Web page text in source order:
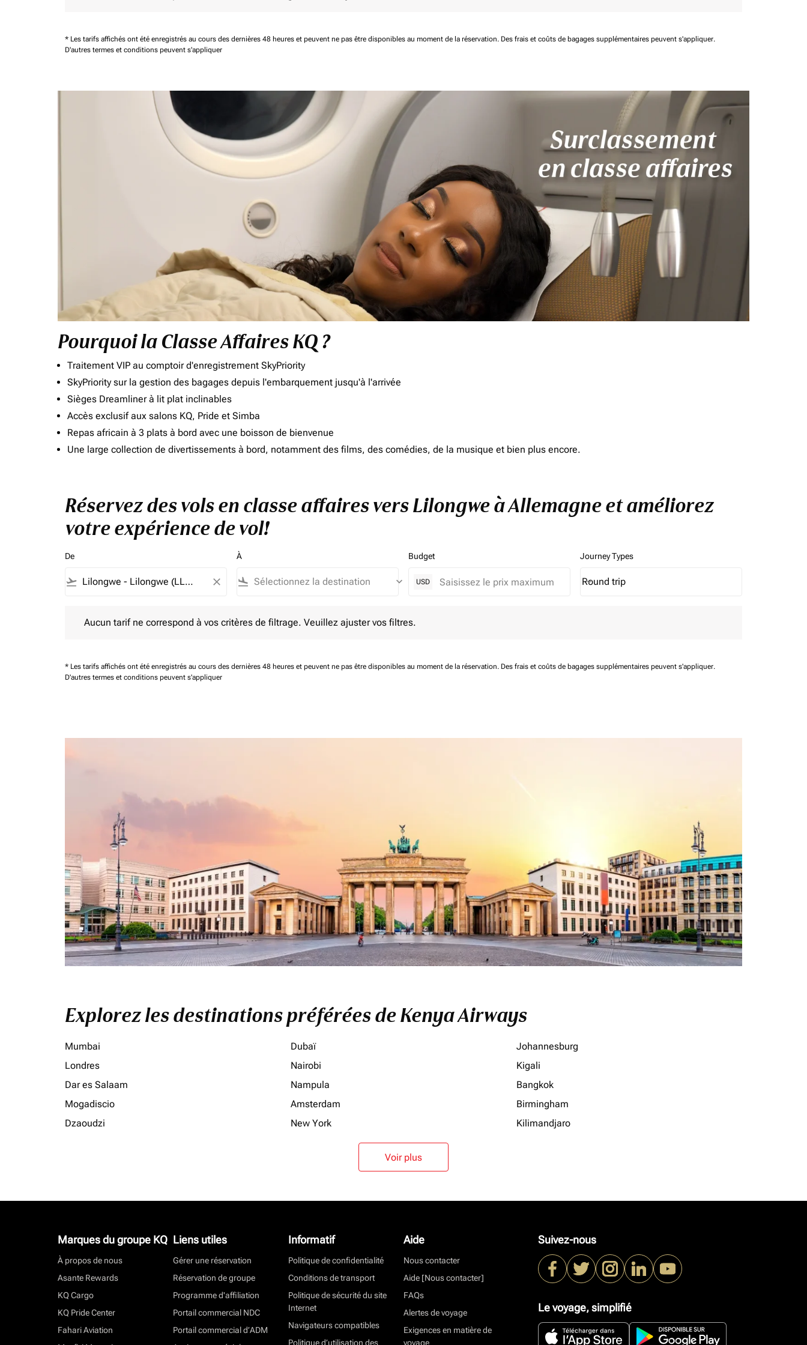
* Les tarifs affichés ont été enregistrés au cours des dernières 48 heures et peuvent ne pas être disponibles au moment de la réservation. Des frais et coûts de bagages supplémentaires peuvent s'appliquer.
D'autres termes et conditions peuvent s'appliquer
Pourquoi la Classe Affaires KQ ?
Traitement VIP au comptoir d'enregistrement SkyPriority
SkyPriority sur la gestion des bagages depuis l'embarquement jusqu'à l'arrivée
Sièges Dreamliner à lit plat inclinables
Accès exclusif aux salons KQ, Pride et Simba
Repas africain à 3 plats à bord avec une boisson de bienvenue
Une large collection de divertissements à bord, notamment des films, des comédies, de la musique et bien plus encore.
Réservez des vols en classe affaires vers Lilongwe à Allemagne et améliorez
votre expérience de vol!
De
flight_takeoff close
À
flight_land keyboard_arrow_down
Budget
USD
Journey Types
Journey Types option Round trip Selected
Round trip
keyboard_arrow_down
Aucun tarif ne correspond à vos critères de filtrage. Veuillez ajuster vos filtres.
* Les tarifs affichés ont été enregistrés au cours des dernières 48 heures et peuvent ne pas être disponibles au moment de la réservation. Des frais et coûts de bagages supplémentaires peuvent s'appliquer.
D'autres termes et conditions peuvent s'appliquer
Explorez les destinations préférées de Kenya Airways
Mumbai Dubaï
Johannesburg
Londres
Nairobi
Kigali
Dar es Salaam
Nampula
Bangkok
Mogadiscio
Amsterdam
Birmingham
Dzaoudzi
New York Kilimandjaro
Voir plus
Marques du groupe KQ
À propos de nous
Asante Rewards
KQ Cargo
KQ Pride Center
Fahari Aviation
Liens utiles
Gérer une réservation
Réservation de groupe
Programme d'affiliation
Portail commercial NDC
Portail commercial d’ADM
Informatif
Politique de confidentialité
Conditions de transport
Politique de sécurité du site
Internet
Navigateurs compatibles
Politique d’utilisation des
Aide
Nous contacter
Aide [Nous contacter]
FAQs
Alertes de voyage
Exigences en matière de
voyage
Suivez-nous
Le voyage, simplifié